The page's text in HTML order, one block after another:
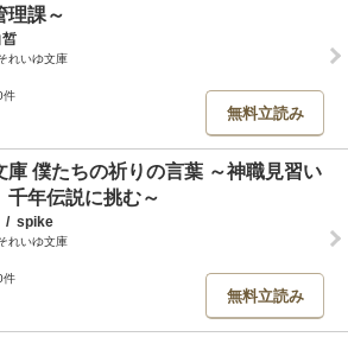
理課～
皙
れいゆ文庫
件
無料立読み
庫 僕たちの祈りの言葉 ～神職見習い
千年伝説に挑む～
/ spike
れいゆ文庫
件
無料立読み